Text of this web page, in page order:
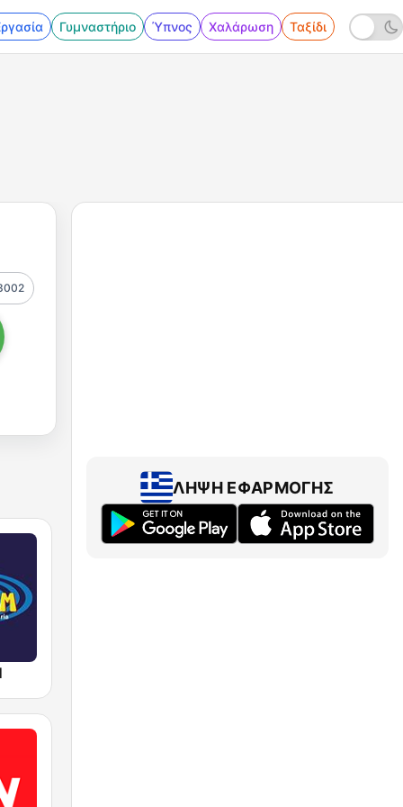
Γυμναστήριο Ύπνος Χαλάρωση Ταξίδι
ΛΉΨΗ ΕΦΑΡΜΟΓΉΣ